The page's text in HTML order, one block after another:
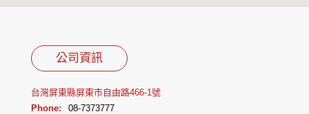
公司資訊
台灣屏東縣屏東市自由路466-1號
Phone:
08-7373777